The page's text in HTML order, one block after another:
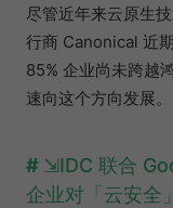
尽管近年来云原生
行商 Canonical 近
85% 企业尚未跨越
速向这个方向发展。
IDC 联合
企业对「云安全